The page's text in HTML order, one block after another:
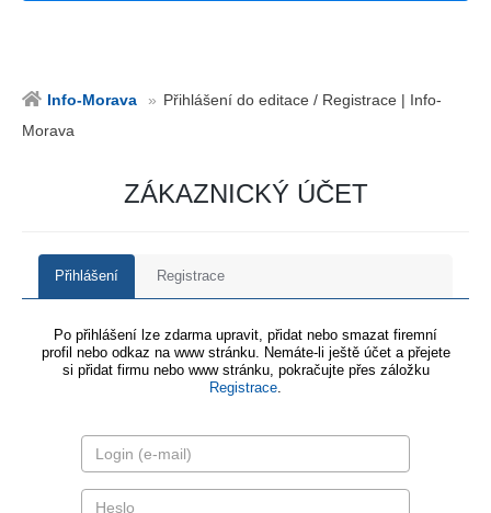
Info-Morava
Přihlášení do editace / Registrace | Info-
Morava
ZÁKAZNICKÝ ÚČET
Přihlášení Registrace
Po přihlášení lze zdarma upravit, přidat nebo smazat firemní
profil nebo odkaz na www stránku. Nemáte-li ještě účet a přejete
si přidat firmu nebo www stránku, pokračujte přes záložku
Registrace.